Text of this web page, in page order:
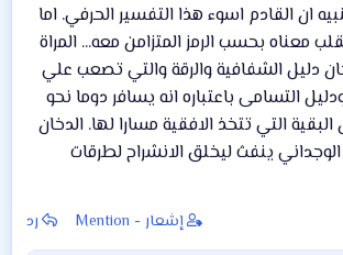
ان القادم اسوء هذا التفسير الحرفي. اما
معناه بحسب الرمز المتزامن معه... المراة
دليل الشفافية والرقة والتي تصعب علي
التسامى باعتباره انه يسافر دوما نحو
التي تتخذ الافقية مسارا لها. الدخان
ينفث ليخلق الانشراح لطرقات
إشعار - Mention رد